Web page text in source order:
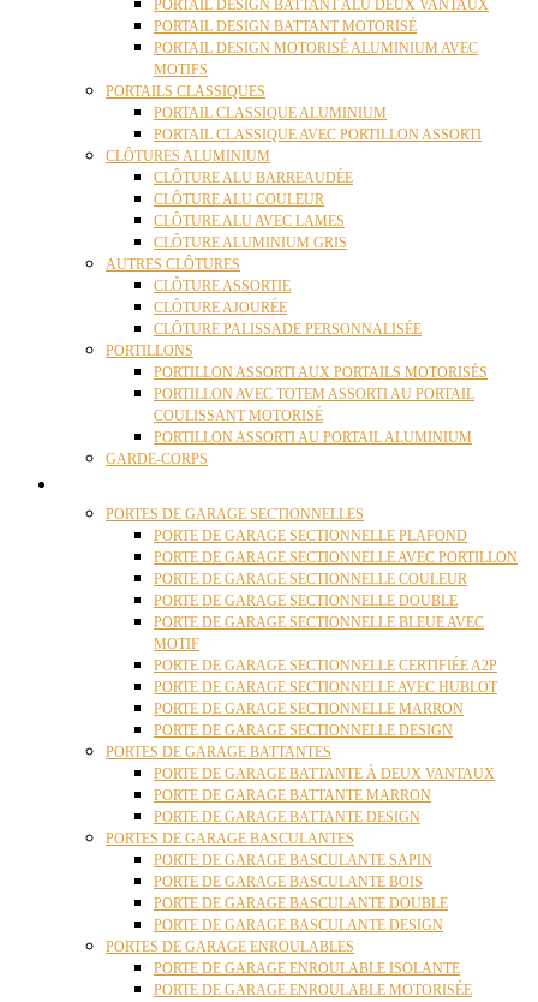
PORTAIL DESIGN BATTANT ALU DEUX VANTAUX
PORTAIL DESIGN BATTANT MOTORISÉ
PORTAIL DESIGN MOTORISÉ ALUMINIUM AVEC
MOTIFS
PORTAILS CLASSIQUES
PORTAIL CLASSIQUE ALUMINIUM
PORTAIL CLASSIQUE AVEC PORTILLON ASSORTI
CLÔTURES ALUMINIUM
CLÔTURE ALU BARREAUDÉE
CLÔTURE ALU COULEUR
CLÔTURE ALU AVEC LAMES
CLÔTURE ALUMINIUM GRIS
AUTRES CLÔTURES
CLÔTURE ASSORTIE
CLÔTURE AJOURÉE
CLÔTURE PALISSADE PERSONNALISÉE
PORTILLONS
PORTILLON ASSORTI AUX PORTAILS MOTORISÉS
PORTILLON AVEC TOTEM ASSORTI AU PORTAIL
COULISSANT MOTORISÉ
PORTILLON ASSORTI AU PORTAIL ALUMINIUM
GARDE-CORPS
PORTES DE GARAGE SECTIONNELLES
PORTE DE GARAGE SECTIONNELLE PLAFOND
PORTE DE GARAGE SECTIONNELLE AVEC PORTILLON
PORTE DE GARAGE SECTIONNELLE COULEUR
PORTE DE GARAGE SECTIONNELLE DOUBLE
PORTE DE GARAGE SECTIONNELLE BLEUE AVEC
MOTIF
PORTE DE GARAGE SECTIONNELLE CERTIFIÉE A2P
PORTE DE GARAGE SECTIONNELLE AVEC HUBLOT
PORTE DE GARAGE SECTIONNELLE MARRON
PORTE DE GARAGE SECTIONNELLE DESIGN
PORTES DE GARAGE BATTANTES
PORTE DE GARAGE BATTANTE À DEUX VANTAUX
PORTE DE GARAGE BATTANTE MARRON
PORTE DE GARAGE BATTANTE DESIGN
PORTES DE GARAGE BASCULANTES
PORTE DE GARAGE BASCULANTE SAPIN
PORTE DE GARAGE BASCULANTE BOIS
PORTE DE GARAGE BASCULANTE DOUBLE
PORTE DE GARAGE BASCULANTE DESIGN
PORTES DE GARAGE ENROULABLES
PORTE DE GARAGE ENROULABLE ISOLANTE
PORTE DE GARAGE ENROULABLE MOTORISÉE